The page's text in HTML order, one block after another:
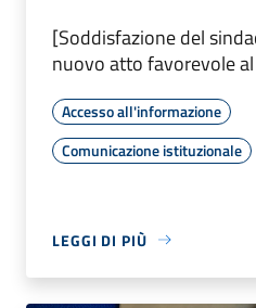
[Soddisfazione del
nuovo atto favorevole
Accesso all'informazione
Comunicazione istituzionale
LEGGI DI PIÙ